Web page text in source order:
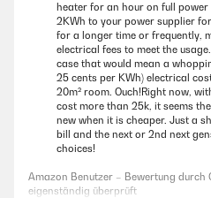
heater for an hour on full
2KWh to your power supplier
for a longer time or frequently,
electrical fees to meet the
case that would mean a
25 cents per KWh) electrical
20m² room. Ouch!Right now,
cost more than 25k, it seems
new when it is cheaper. Just a
bill and the next or 2nd next
choices!
Amazon Benutzer – Bewertung durch
eigenständig überprüft